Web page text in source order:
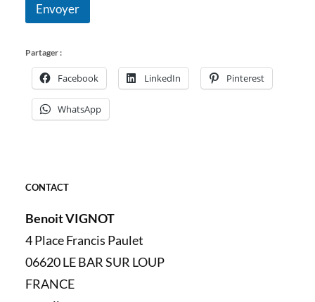
Envoyer
Partager :
Facebook LinkedIn Pinterest
WhatsApp
CONTACT
Benoit VIGNOT
4 Place Francis Paulet
06620 LE BAR SUR LOUP
FRANCE